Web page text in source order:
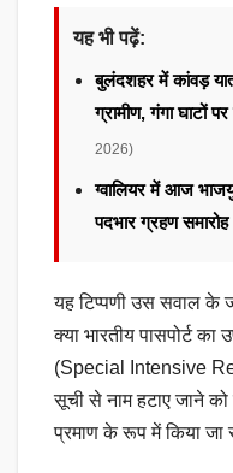
यह भी पढ़ें:
बुलंदशहर में कांवड़
ग्रामीण, गंगा घाटों
2026)
ग्वालियर में आज
पदभार ग्रहण समारोह
यह टिप्पणी उस सवाल के
क्या भारतीय पासपोर्ट का
(Special Intensive
सूची से नाम हटाए जाने
प्रमाण के रूप में किया जा